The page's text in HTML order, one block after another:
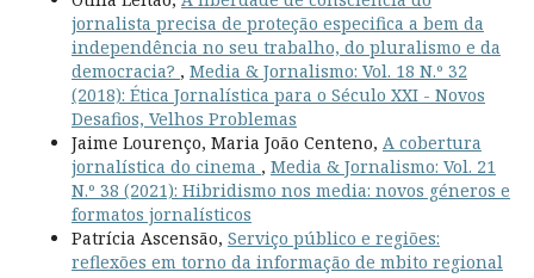
jornalista precisa de proteção especifica a bem da
independência no seu trabalho, do pluralismo e da
democracia? , Media & Jornalismo: Vol. 18 N.º 32
(2018): Ética Jornalística para o Século XXI - Novos
Desafios, Velhos Problemas
Jaime Lourenço, Maria João Centeno, A cobertura
jornalística do cinema , Media & Jornalismo: Vol. 21
N.º 38 (2021): Hibridismo nos media: novos géneros e
formatos jornalísticos
Patrícia Ascensão, Serviço público e regiões:
reflexões em torno da informação de mbito regional